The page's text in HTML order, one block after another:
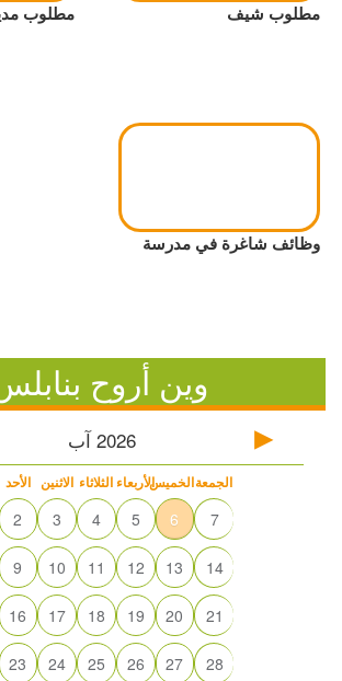
مطلوب شيف مطلوب
وظائف شاغرة في مدرسة
وين أروح
2026 آب
الأحد الاثنين الثلاثاء الأربعاءالخميسالجمعة
2 3 4 5 6 7
9 10 11 12 13 14
16 17 18 19 20 21
23 24 25 26 27 28